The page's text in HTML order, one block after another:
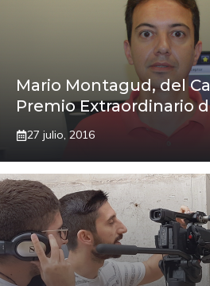
Mario Montagud, del
Premio Extraordinario
27 julio, 2016